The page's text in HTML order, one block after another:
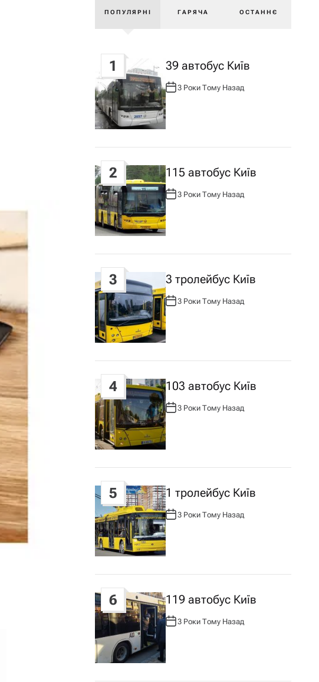
ПОПУЛЯРНІ ГАРЯЧА ОСТАННЄ
1 39 автобус Київ
А
В
Т
О
Р
:
3 Роки Тому Назад
2 115 автобус Київ
А
Т
О
Р
:
3 Роки Тому Назад
3 3 тролейбус Київ
А
В
Т
О
Р
:
3 Роки Тому Назад
4 103 автобус Київ
А
В
Т
О
Р
:
3 Роки Тому Назад
5 1 тролейбус Київ
А
В
Т
О
Р
:
3 Роки Тому Назад
6 119 автобус Київ
А
Р
:
3 Роки Тому Назад